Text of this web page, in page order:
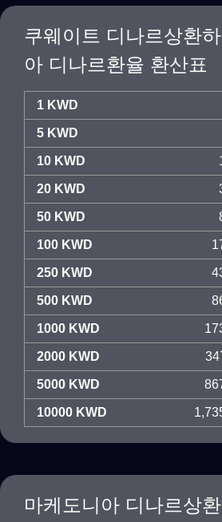
쿠웨이트 디나르상환
아 디나르환율 환산표
1 KWD
5 KWD
10 KWD
20 KWD
50 KWD
100 KWD
250 KWD
500 KWD
1000 KWD
2000 KWD
5000 KWD
10000 KWD
마케도니아 디나르상